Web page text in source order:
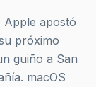
Apple apostó
próximo
guiño a San
macOS